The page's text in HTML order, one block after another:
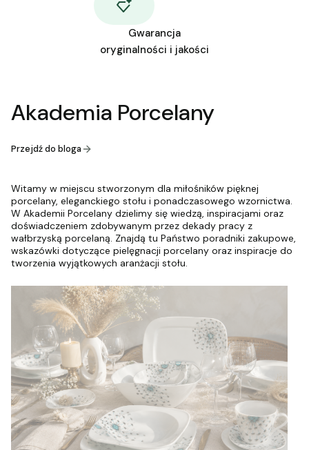
Gwarancja
oryginalności i jakości
Akademia Porcelany
Przejdź do bloga
Witamy w miejscu stworzonym dla miłośników pięknej
porcelany, eleganckiego stołu i ponadczasowego wzornictwa.
W Akademii Porcelany dzielimy się wiedzą, inspiracjami oraz
doświadczeniem zdobywanym przez dekady pracy z
wałbrzyską porcelaną. Znajdą tu Państwo poradniki zakupowe,
wskazówki dotyczące pielęgnacji porcelany oraz inspiracje do
tworzenia wyjątkowych aranżacji stołu.